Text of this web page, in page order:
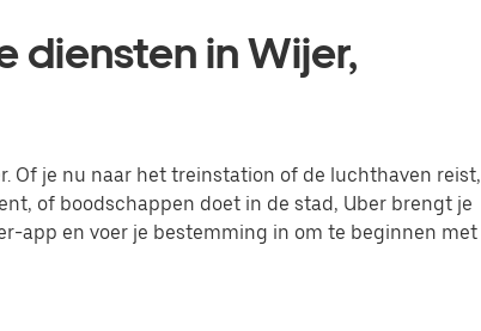
diensten in Wijer,
Of je nu naar het treinstation of de luchthaven reist,
of boodschappen doet in de stad, Uber brengt je
app en voer je bestemming in om te beginnen met